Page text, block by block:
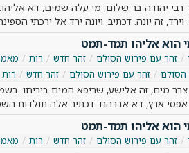
רבי יהודה בר שלום, מי עלה שמים, דא
זה יונה. דכתיב, ויונה ירד אל ירכתי
הוא אליהו תמד-תמט
זהר עם פירוש הסולם זהר חדש רות
הסולם
זהר עם פירוש הסולם זהר חדש רות
מים, זה אלישע, שריפא המים ביריחו.
ארץ, דא אברהם. דכתיב אלה תולדות
הוא אליהו תמד-תמט
זהר עם פירוש הסולם זהר חדש רות